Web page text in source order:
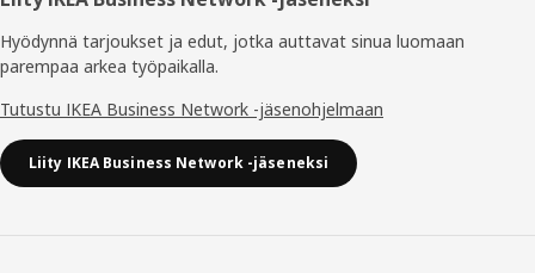
Hyödynnä tarjoukset ja edut, jotka auttavat sinua luomaan
parempaa arkea työpaikalla.
Tutustu IKEA Business Network -jäsenohjelmaan
Liity IKEA Business Network -jäseneksi